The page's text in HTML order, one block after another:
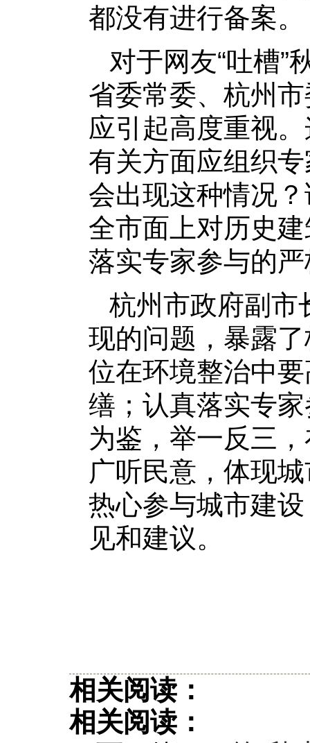
都没有进行备案。
对于网友“吐槽”
省委常委、杭州
应引起高度重视
有关方面应组织
会出现这种情况
全市面上对历史
落实专家参与的
杭州市政府副市
现的问题，暴露
位在环境整治中
缮；认真落实专
为鉴，举一反三
广听民意，体现
热心参与城市建
见和建议。
相关阅读：
相关阅读：